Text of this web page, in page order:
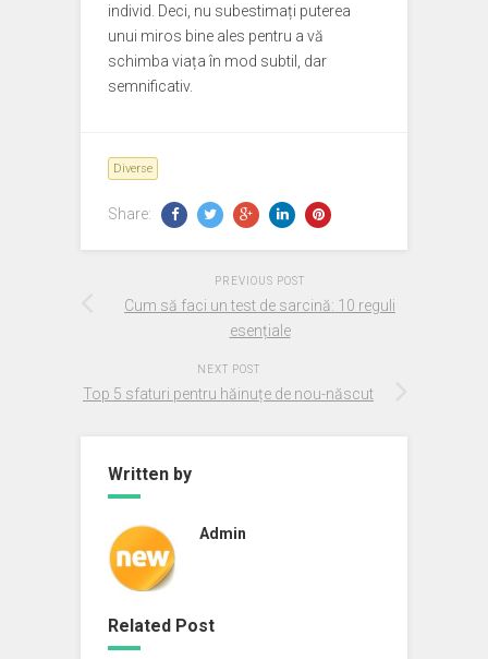
individ. Deci, nu subestimați puterea
unui miros bine ales pentru a vă
schimba viața în mod subtil, dar
semnificativ.
Diverse
Share:
PREVIOUS POST
Cum să faci un test de sarcină: 10 reguli
esențiale
NEXT POST
Top 5 sfaturi pentru hăinuțe de nou-născut
Written by
Admin
Related Post